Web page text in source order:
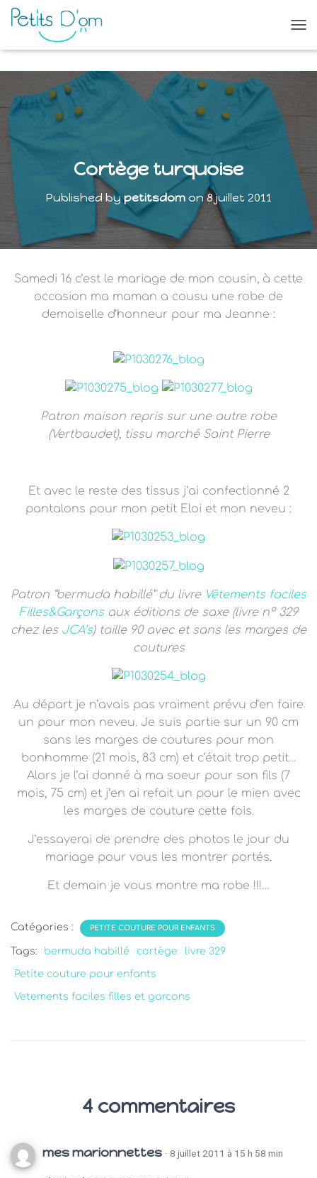
U
/
M
E
N
A
I
Cortège turquoise
Published bypetitsdomon8 juillet 2011
Samedi 16 c’est le mariage de mon cousin, à cette
occasion ma maman a cousu une robe de
demoiselle d’honneur pour ma Jeanne :
Patron maison repris sur une autre robe
(Vertbaudet), tissu marché Saint Pierre
Et avec le reste des tissus j’ai confectionné 2
pantalons pour mon petit Eloi et mon neveu :
Patron “bermuda habillé” du livre Vêtements faciles
Filles&Garçonsaux éditions de saxe (livre n° 329
chez les JCA’s) taille 90 avec et sans les marges de
coutures
Au départ je n’avais pas vraiment prévu d’en faire
un pour mon neveu. Je suis partie sur un 90 cm
sans les marges de coutures pour mon
bonhomme (21 mois, 83 cm) et c’était trop petit…
Alors je l’ai donné à ma soeur pour son fils (7
mois, 75 cm) et j’en ai refait un pour le mien avec
les marges de couture cette fois.
J’essayerai de prendre des photos le jour du
mariage pour vous les montrer portés.
Et demain je vous montre ma robe !!!…
Catégories : PETITE COUTURE POUR ENFANTS
Tags: bermuda habillé cortège livre 329
Petite couture pour enfants
Vetements faciles filles et garcons
4 commentaires
mes marionnettes · 8 juillet 2011 à 15 h 58 min